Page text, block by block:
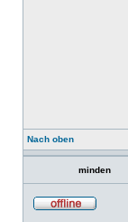
Nach oben
minden